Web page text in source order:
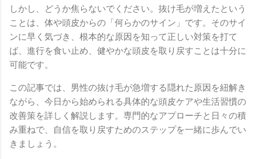
しかし、どうか焦らないでください。抜け毛が増えたという
ことは、体や頭皮からの「何らかのサイン」です。そのサイ
ンに早く気づき、根本的な原因を知って正しい対策を打て
ば、進行を食い止め、健やかな頭皮を取り戻すことは十分に
可能です。
この記事では、男性の抜け毛が急増する隠れた原因を紐解き
ながら、今日から始められる具体的な頭皮ケアや生活習慣の
改善策を詳しく解説します。専門的なアプローチと日々の積
み重ねで、自信を取り戻すためのステップを一緒に歩んでい
きましょう。